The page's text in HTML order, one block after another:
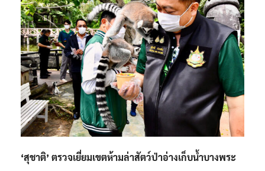
‘สุชาติ’ ตรวจเยี่ยมเขตห้ามล่าสัตว์ป่าอ่างเก็บน้ำบางพระ